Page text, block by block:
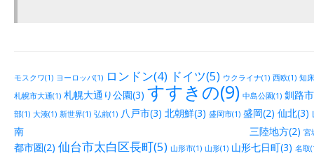
モスクワ(1) ヨーロッパ(1) ロンドン(4) ドイツ(5) ウクライナ(1) 西欧(1) 知
札幌市大通(1) 札幌大通り公園(3) すすきの(9) 中島公園(1) 釧路
部(1) 大湊(1) 新世界(1) 弘前(1) 八戸市(3) 北朝鮮(3) 盛岡市(1) 盛岡(2) 仙北(3)
南 三陸地方(2) 宮
都市圏(2) 仙台市太白区長町(5) 山形市(1) 山形(1) 山形七日町(3) 名取